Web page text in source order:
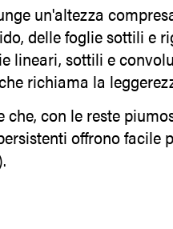
un'altezza
delle foglie sottili e
lineari, sottili e
richiama la
che, con le reste
offrono facile